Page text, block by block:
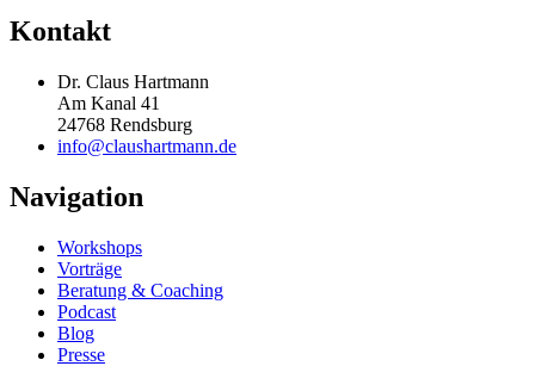
Kontakt
Dr. Claus Hartmann
Am Kanal 41
24768 Rendsburg
info@claushartmann.de
Navigation
Workshops
Vorträge
Beratung & Coaching
Podcast
Blog
Presse